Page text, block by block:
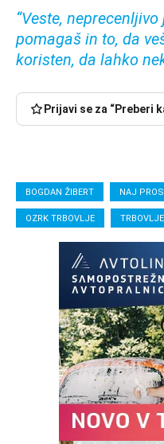
“Veste,
pomagaš in to, da
koristen, da lahko
Prijavi se za “Preberi
BOGDAN ŽIBERT NAJ
OZRK TRBOVLJE TRBOVLJE